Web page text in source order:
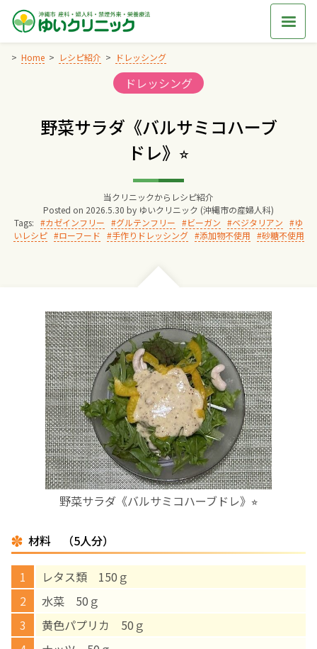
Skip
content
Home レシピ紹介 ドレッシング
Categories:
ドレッシング
野菜サラダ《バルサミコハーブ
ドレ》⭐︎
当クリニックからレシピ紹介
Posted on 2026.5.30 by ゆいクリニック (沖縄市の産婦人科)
Tags:
カゼインフリー グルテンフリー ビーガン ベジタリアン
ゆ
いレシピ
ローフード 手作りドレッシング 添加物不使用 砂糖不使用
野菜サラダ《バルサミコハーブドレ》⭐︎
材料 （5人分）
レタス類 150ｇ
水菜 50ｇ
黄色パプリカ 50ｇ
交通アクセス
院長からのごあいさつ
ゆいクリニックの経営理念
診療料金
お産について
親と子の結びつき支援
母乳育児
予防接種
その他の診療内容
‘さんルーム’ でさまざまな講座・クラス
遠方にお住まいで当院での出産を希望される方へ
医師プロフィール